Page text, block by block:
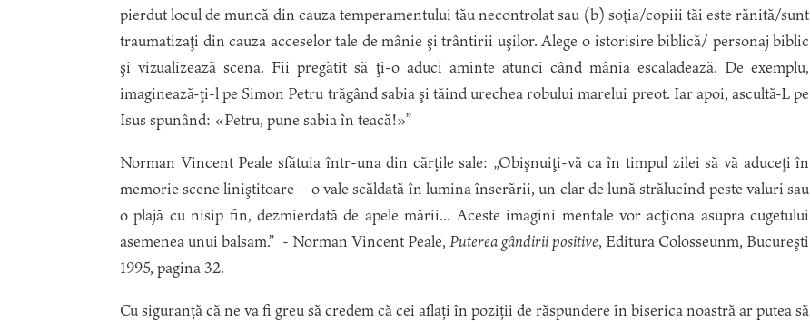
pierdut locul de muncă din cauza temperamentului tău necontrolat sau (b) soţia/copiii tăi este rănită/sunt
traumatizaţi din cauza acceselor tale de mânie şi trântirii uşilor. Alege o istorisire biblică/ personaj biblic
şi vizualizează scena. Fii pregătit să ţi-o aduci aminte atunci când mânia escaladează. De exemplu,
imaginează-ţi-l pe Simon Petru trăgând sabia şi tăind urechea robului marelui preot. Iar apoi, ascultă-L pe
Isus spunând: «Petru, pune sabia în teacă!»”
Norman Vincent Peale sfătuia într-una din cărțile sale: „Obişnuiţi-vă ca în timpul zilei să vă aduceţi în
memorie scene liniştitoare – o vale scăldată în lumina înserării, un clar de lună strălucind peste valuri sau
o plajă cu nisip fin, dezmierdată de apele mării... Aceste imagini mentale vor acţiona asupra cugetului
asemenea unui balsam.” - Norman Vincent Peale,Puterea gândirii positive, Editura Colosseunm, Bucureşti
1995, pagina 32.
Cu siguranță că ne va fi greu să credem că cei aflați în poziții de răspundere în biserica noastră ar putea să